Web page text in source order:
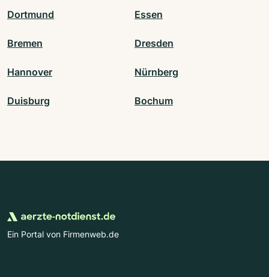
Dortmund Essen
Bremen Dresden
Hannover Nürnberg
Duisburg Bochum
Ein Portal von Firmenweb.de